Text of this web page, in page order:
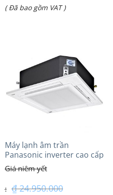
là:
Giá
₫ 39.800.000.
( Đã bao gồm VAT )
Máy lạnh âm trần
Panasonic inverter cao cấp
(2.0 Hp) S-1821PU3HA/U-
18PRH1H5
₫24.950.000